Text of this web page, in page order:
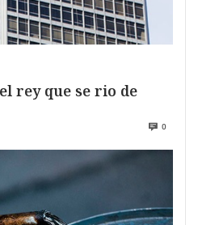
rey que se rio de
0